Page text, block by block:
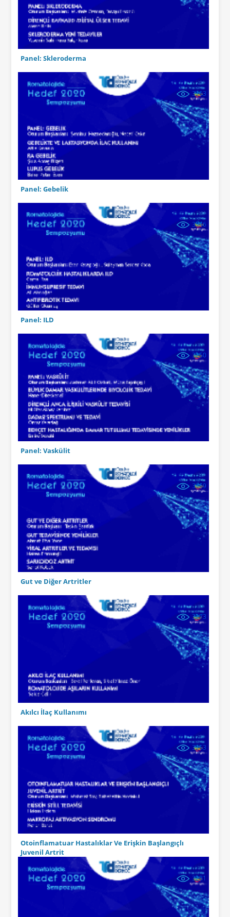
Panel: Skleroderma
3163
Panel: Gebelik
3346
Panel: ILD
3250
Panel: Vaskülit
3469
Gut ve Diğer Artritler
3273
Akılcı İlaç Kullanımı
3153
Otoinflamatuar Hastalıklar Ve Erişkin Başlangıçlı
Juvenil Artrit
3231